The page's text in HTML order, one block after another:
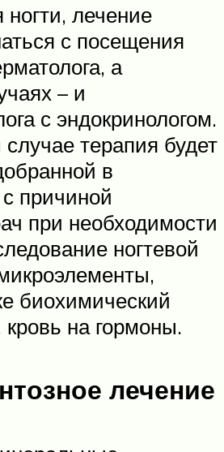
ногти, лечение
с посещения
а
– и
с эндокринологом.
терапия будет
в
причиной
при необходимости
ногтевой
биохимический
кровь на гормоны.
лечение